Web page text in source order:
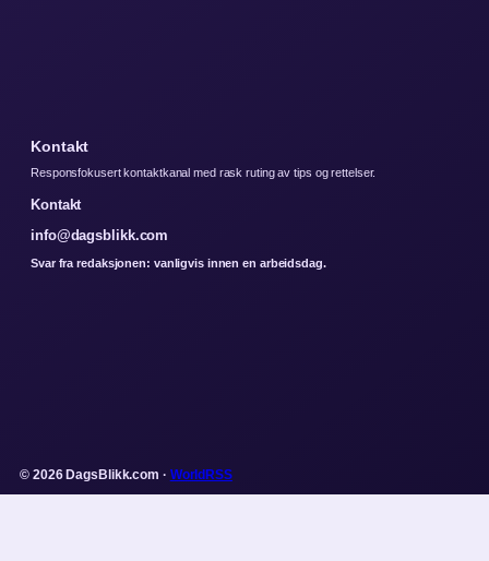
Kontakt
Responsfokusert kontaktkanal med rask ruting av tips og rettelser.
Kontakt
info@dagsblikk.com
Svar fra redaksjonen: vanligvis innen en arbeidsdag.
© 2026 DagsBlikk.com · WorldRSS